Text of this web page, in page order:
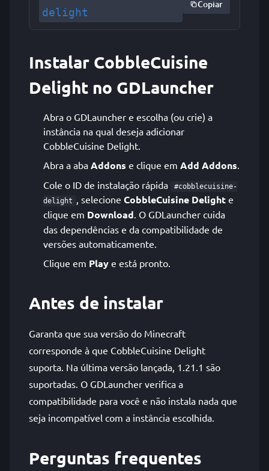
delight
Copiar
Instalar CobbleCuisine
Delight no GDLauncher
Abra o GDLauncher e escolha (ou crie) a
instância na qual deseja adicionar
CobbleCuisine Delight.
Abra a aba Addons e clique em Add Addons.
Cole o ID de instalação rápida
#cobblecuisine-
delight , selecione CobbleCuisine Delight e
clique em Download. O GDLauncher cuida
das dependências e da compatibilidade de
versões automaticamente.
Clique em Play e está pronto.
Antes de instalar
Garanta que sua versão do Minecraft
corresponde à que CobbleCuisine Delight
suporta. Na última versão lançada, 1.21.1 são
suportadas. O GDLauncher verifica a
compatibilidade para você e não instala nada que
seja incompatível com a instância escolhida.
Perguntas frequentes